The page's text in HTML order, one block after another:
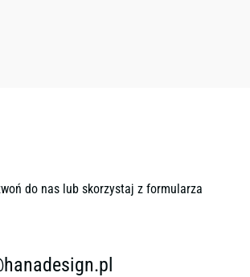
do nas lub skorzystaj z formularza